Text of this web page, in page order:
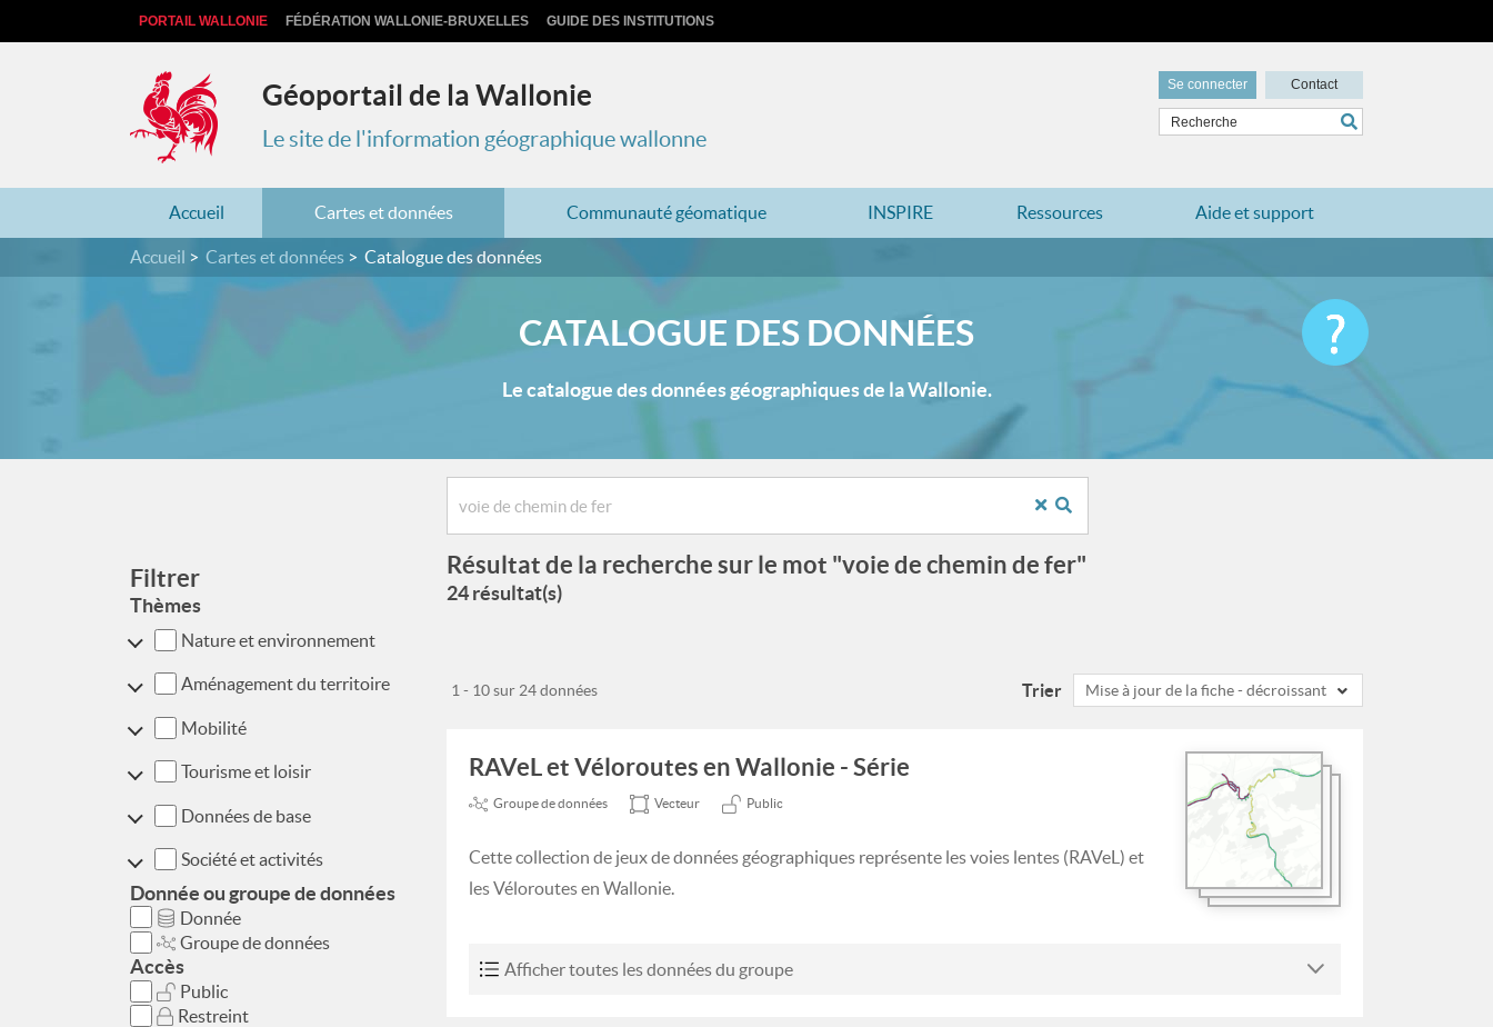
PORTAIL WALLONIE FÉDÉRATION WALLONIE-BRUXELLES GUIDE DES INSTITUTIONS
Géoportail de la Wallonie
Le site de l'information géographique wallonne
Se connecter Contact
Accueil Cartes et données Communauté géomatique INSPIRE Ressources Aide et support
Accueil Cartes et données Catalogue des données
CATALOGUE DES DONNÉES
Le catalogue des données géographiques de la Wallonie.
Filtrer
Thèmes
Nature et environnement
Aménagement du territoire
Mobilité
Tourisme et loisir
Données de base
Société et activités
Donnée ou groupe de données
Donnée
Groupe de données
Accès
Public
Restreint
Résultat de la recherche sur le mot "voie de chemin de fer"
24 résultat(s)
Trier Mise à jour de la fiche - décroissant
1 - 10 sur 24 données
RAVeL et Véloroutes en Wallonie - Série
Groupe de données Vecteur Public
Cette collection de jeux de données géographiques représente les voies lentes (RAVeL) et
les Véloroutes en Wallonie.
Afficher toutes les données du groupe